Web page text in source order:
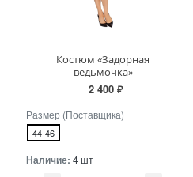
Костюм «Задорная
ведьмочка»
2 400 ₽
Размер (Поставщика)
44-46
Наличие: 4 шт